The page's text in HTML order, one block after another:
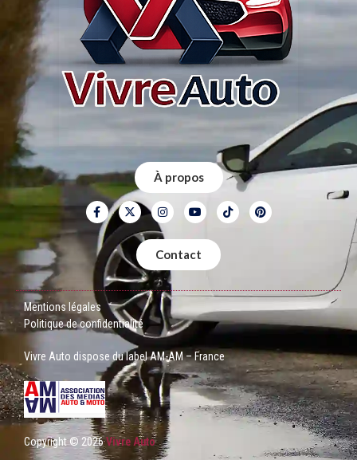
À propos
Contact
Mentions légales
Politique de confidentialité
Vivre Auto dispose du label AM-AM – France
Copyright © 2026Vivre Auto